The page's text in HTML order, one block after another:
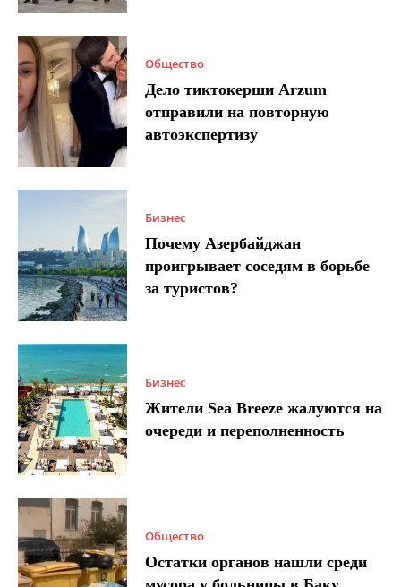
Общество
Дело тиктокерши Arzum
отправили на повторную
автоэкспертизу
Бизнес
Почему Азербайджан
проигрывает соседям в борьбе
за туристов?
Бизнес
Жители Sea Breeze жалуются на
очереди и переполненность
Общество
Остатки органов нашли среди